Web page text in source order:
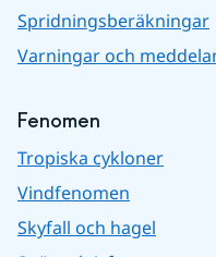
Spridningsberäkningar
Varningar och
Fenomen
Tropiska cykloner
Vindfenomen
Skyfall och hagel